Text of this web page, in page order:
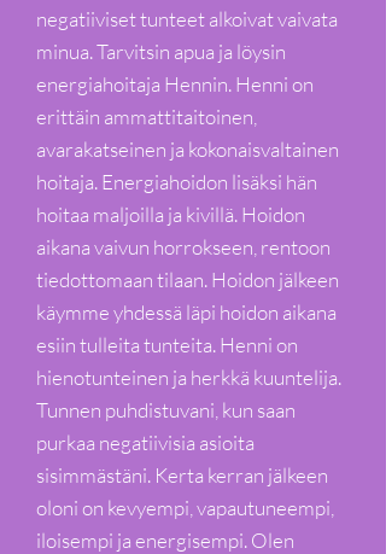
negatiiviset tunteet alkoivat vaivata
minua. Tarvitsin apua ja löysin
energiahoitaja Hennin. Henni on
erittäin ammattitaitoinen,
avarakatseinen ja kokonaisvaltainen
hoitaja. Energiahoidon lisäksi hän
hoitaa maljoilla ja kivillä. Hoidon
aikana vaivun horrokseen, rentoon
tiedottomaan tilaan. Hoidon jälkeen
käymme yhdessä läpi hoidon aikana
esiin tulleita tunteita. Henni on
hienotunteinen ja herkkä kuuntelija.
Tunnen puhdistuvani, kun saan
purkaa negatiivisia asioita
sisimmästäni. Kerta kerran jälkeen
oloni on kevyempi, vapautuneempi,
iloisempi ja energisempi. Olen